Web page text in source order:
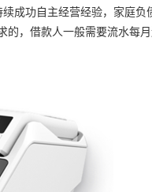
成功自主经营经验，家庭
，借款人一般需要流水每